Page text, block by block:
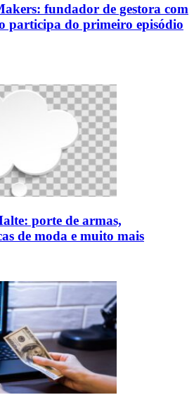
fundador de gestora com
participa do primeiro episódio
porte de armas,
de moda e muito mais